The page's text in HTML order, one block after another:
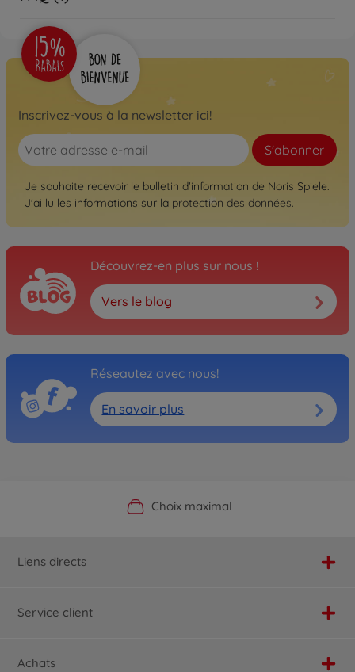
Inscrivez-vous à la newsletter ici!
S'abonner
Je souhaite recevoir le bulletin d'information de Noris Spiele.
J'ai lu les informations sur la protection des données.
Découvrez-en plus sur nous !
Vers le blog
Réseautez avec nous!
En savoir plus
Boutique officielle du fabricant
Choix maximal
Service personnalisé
Livraison rapide
Liens directs
Service client
Achats